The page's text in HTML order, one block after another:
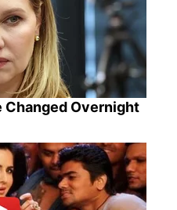
Changed Overnight